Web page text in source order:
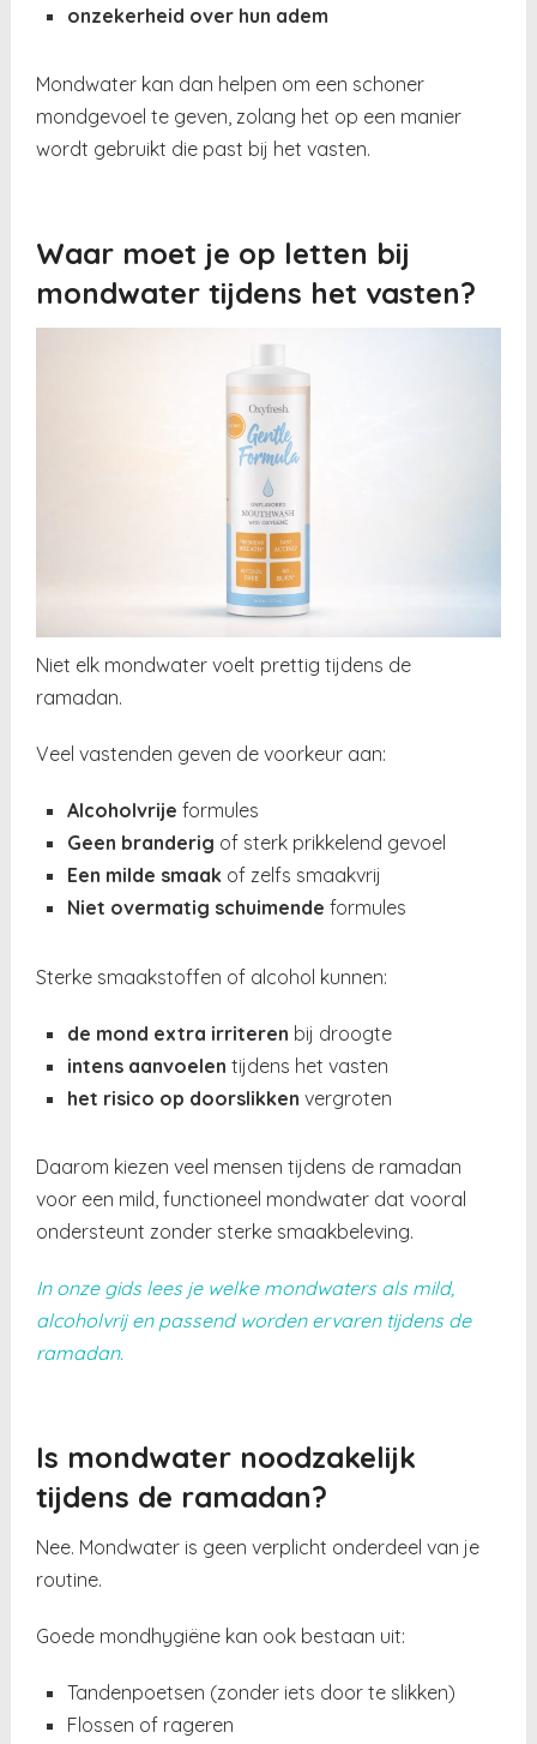
onzekerheid over hun adem
Mondwater kan dan helpen om een schoner
mondgevoel te geven, zolang het op een manier
wordt gebruikt die past bij het vasten.
Waar moet je op letten bij
mondwater tijdens het vasten?
Niet elk mondwater voelt prettig tijdens de
ramadan.
Veel vastenden geven de voorkeur aan:
Alcoholvrije formules
Geen branderig of sterk prikkelend gevoel
Een milde smaakof zelfs smaakvrij
Niet overmatig schuimende formules
Sterke smaakstoffen of alcohol kunnen:
de mond extra irriteren bij droogte
intens aanvoelen tijdens het vasten
het risico op doorslikken vergroten
Daarom kiezen veel mensen tijdens de ramadan
voor een mild, functioneel mondwater dat vooral
ondersteunt zonder sterke smaakbeleving.
In onze gids lees je welke mondwaters als mild,
alcoholvrij en passend worden ervaren tijdens de
ramadan.
Is mondwater noodzakelijk
tijdens de ramadan?
Nee. Mondwater is geen verplicht onderdeel van je
routine.
Goede mondhygiëne kan ook bestaan uit:
Tandenpoetsen (zonder iets door te slikken)
Flossen of rageren